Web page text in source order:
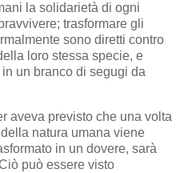
la solidarietà di ogni
trasformare gli
sono diretti contro
loro stessa specie, e
un branco di segugi da
aveva previsto che una volta
natura umana viene
in un dovere, sarà
può essere visto